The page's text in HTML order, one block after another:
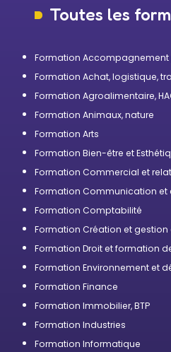
Toutes les
Formation Accompagnement
Formation Achat, logistique,
Formation Agroalimentaire,
Formation Animaux, nature
Formation Arts
Formation Bien-être et
Formation Commercial et
Formation Communication et
Formation Comptabilité
Formation Création et gestion
Formation Droit et formation
Formation Environnement et
Formation Finance
Formation Immobilier, BTP
Formation Industries
Formation Informatique